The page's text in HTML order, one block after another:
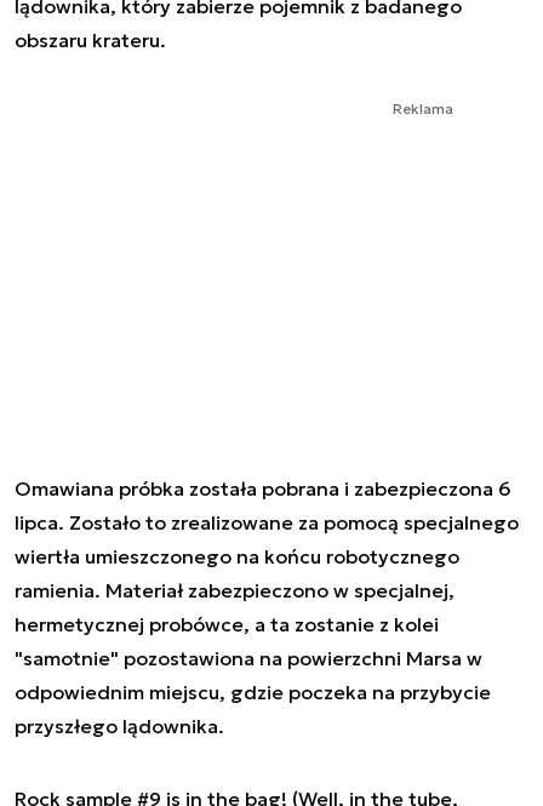
lądownika, który zabierze pojemnik z badanego
obszaru krateru.
Reklama
Omawiana próbka została pobrana i zabezpieczona 6
lipca. Zostało to zrealizowane za pomocą specjalnego
wiertła umieszczonego na końcu robotycznego
ramienia. Materiał zabezpieczono w specjalnej,
hermetycznej probówce, a ta zostanie z kolei
"samotnie" pozostawiona na powierzchni Marsa w
odpowiednim miejscu, gdzie poczeka na przybycie
przyszłego lądownika.
Rock sample #9 is in the bag! (Well, in the tube,